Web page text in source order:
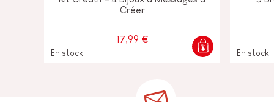
Créer
17,99 €
En stock En stock